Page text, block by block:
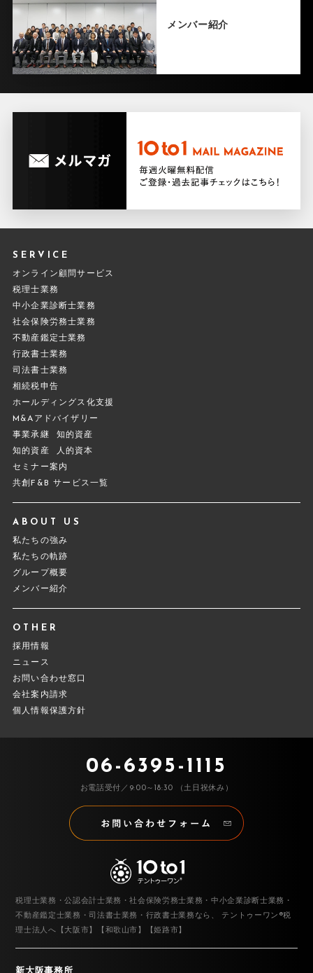
メンバー紹介
SERVICE
オンライン顧問サービス
税理士業務
中小企業診断士業務
社会保険労務士業務
不動産鑑定士業務
行政書士業務
司法書士業務
相続税申告
ホールディングス化支援
M&Aアドバイザリー
事業承継
知的資産
知的資産
人的資本
セミナー案内
共創F&B サービス一覧
ABOUT US
私たちの強み
私たちの軌跡
グループ概要
メンバー紹介
OTHER
採用情報
ニュース
お問い合わせ窓口
会社案内請求
個人情報保護方針
06-6395-1115
お電話受付／9:00～18:30 （土日祝休み）
税理士業務・公認会計士業務・社会保険労務士業務・中小企業診断士業務・
不動産鑑定士業務・司法書士業務・行政書士業務なら、
テントゥーワン®税
理士法人へ【大阪市】【和歌山市】【姫路市】